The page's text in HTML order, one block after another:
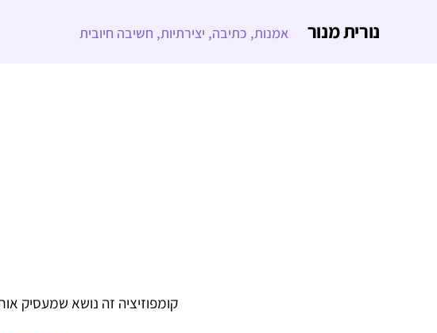
נורית מנור אמנות, כתיבה, יצירתיות, חשיבה חיובית
קומפוזיציה זה נושא שמעסיק